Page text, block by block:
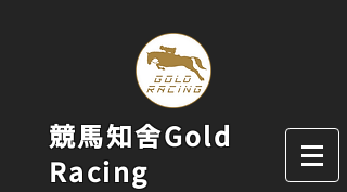
競馬知舍Gold
Racing